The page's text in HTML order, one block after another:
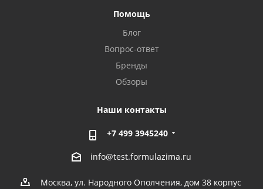
Помощь
Блог
Вопрос-ответ
Бренды
Обзоры
Наши контакты
+7 499 3945240
info@test.formulazima.ru
Москва, ул. Народного Ополчения, дом 38 корпус